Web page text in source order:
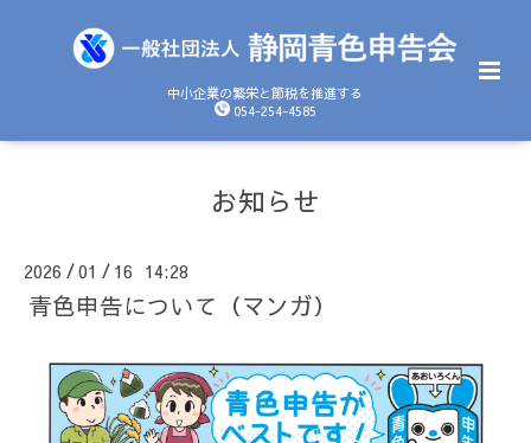
中小企業の繁栄と節税を推進する
054-254-4585
お知らせ
2026 /01 / 16 14:28
青色申告について（マンガ）